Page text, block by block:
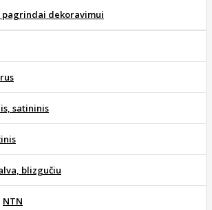
pagrindai dekoravimui
satininis
blizgučiu
NTN